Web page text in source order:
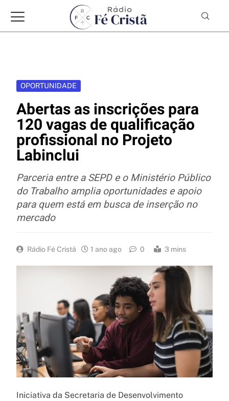
OPORTUNIDADE
Abertas as inscrições para
120 vagas de qualificação
profissional no Projeto
Labinclui
Parceria entre a SEPD e o Ministério Público
do Trabalho amplia oportunidades e apoio
para quem está em busca de inserção no
mercado
Rádio Fé Cristã 1 ano ago 0 3 mins
Iniciativa da Secretaria de Desenvolvimento